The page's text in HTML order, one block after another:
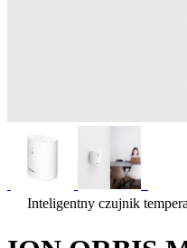
Inteligentny czujnik